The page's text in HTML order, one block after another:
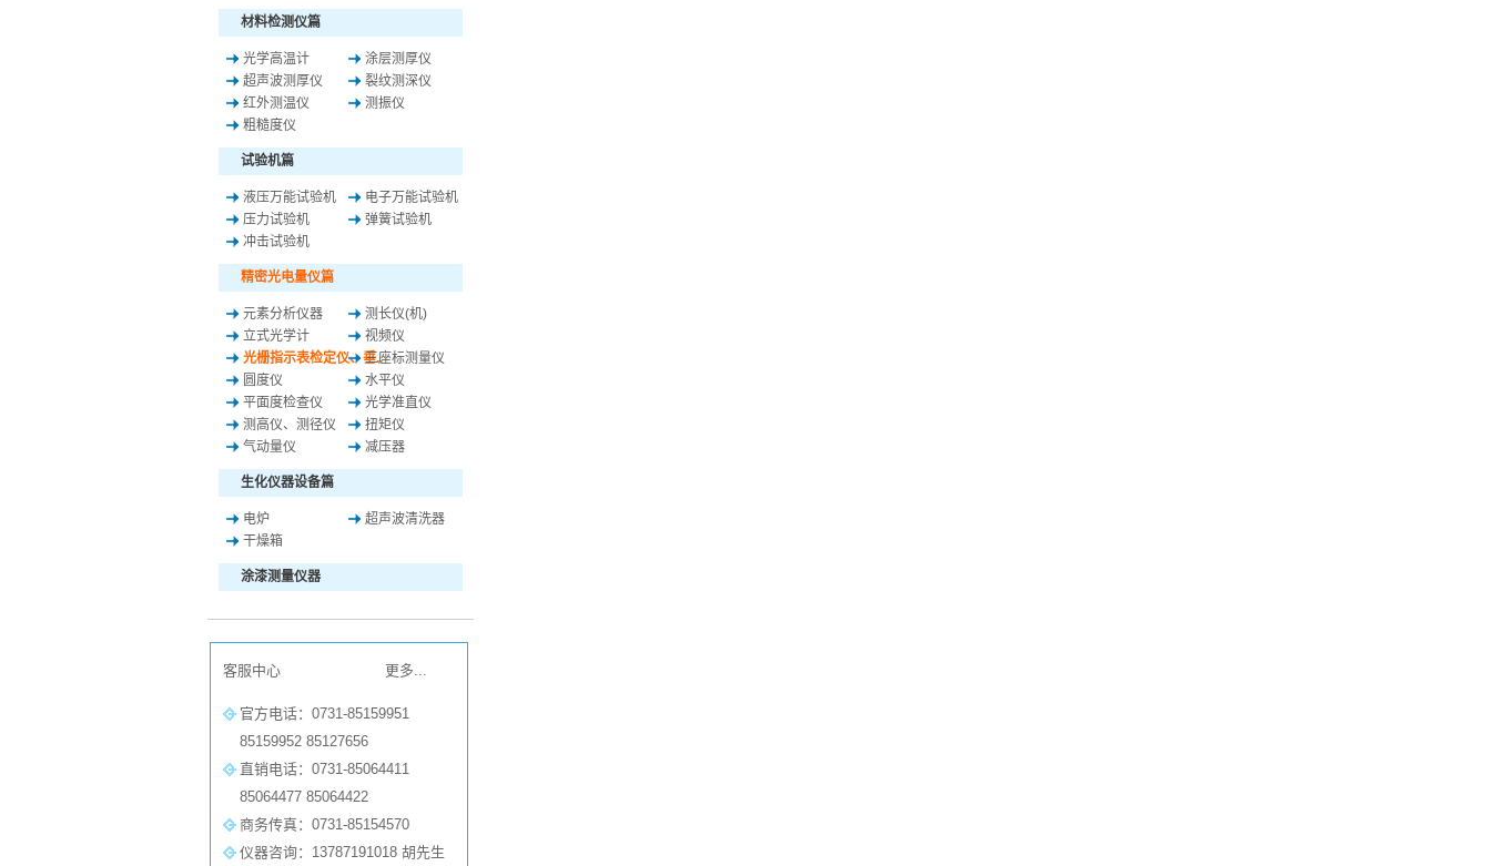
材料检测仪篇
光学高温计
涂层测厚仪
超声波测厚仪
裂纹测深仪
红外测温仪
测振仪
粗糙度仪
试验机篇
液压万能试验机
电子万能试验机
压力试验机
弹簧试验机
冲击试验机
精密光电量仪篇
元素分析仪器
测长仪(机)
立式光学计
视频仪
光栅指示表检定仪、垂..三座标测量仪
圆度仪
水平仪
平面度检查仪
光学准直仪
测高仪、测径仪
扭矩仪
气动量仪
减压器
生化仪器设备篇
电炉
超声波清洗器
干燥箱
涂漆测量仪器
客服中心 更多...
官方电话：0731-85159951
85159952 85127656
直销电话：0731-85064411
85064477 85064422
商务传真：0731-85154570
仪器咨询：13787191018 胡先生